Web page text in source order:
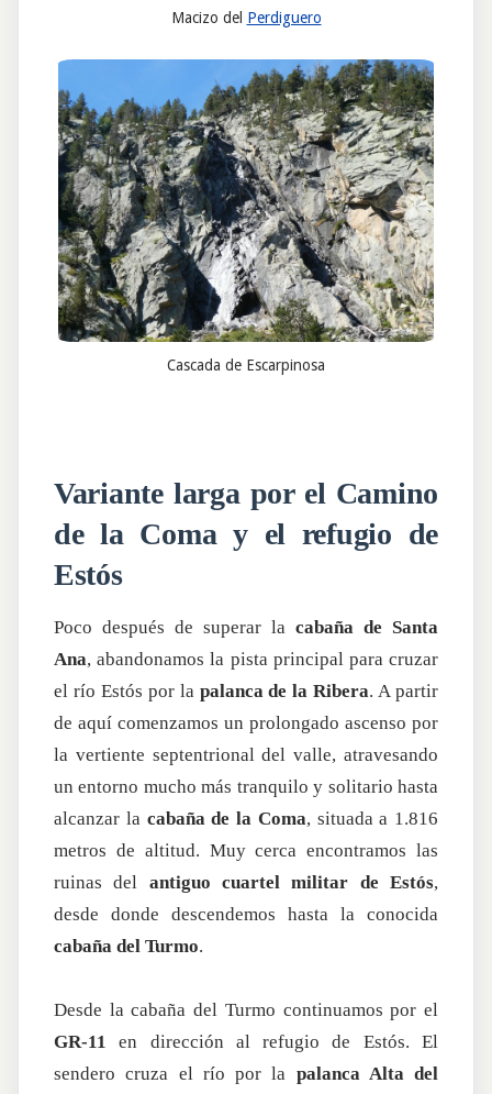
Macizo del Perdiguero
Cascada de Escarpinosa
Variante larga por el Camino
de la Coma y el refugio de
Estós
Poco después de superar la cabaña de Santa
Ana, abandonamos la pista principal para cruzar
el río Estós por la palanca de la Ribera. A partir
de aquí comenzamos un prolongado ascenso por
la vertiente septentrional del valle, atravesando
un entorno mucho más tranquilo y solitario hasta
alcanzar la cabaña de la Coma, situada a 1.816
metros de altitud. Muy cerca encontramos las
ruinas del antiguo cuartel militar de Estós,
desde donde descendemos hasta la conocida
cabaña del Turmo.
Desde la cabaña del Turmo continuamos por el
GR-11 en dirección al refugio de Estós. El
sendero cruza el río por la palanca Alta del